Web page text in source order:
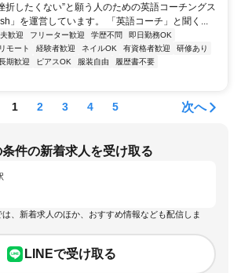
折したくない”と願う人のための英語コーチングス
」を運営しています。 「英語コーチ」と聞く...
歓迎 フリーター歓迎 学歴不問
即日勤務OK
モート 経験者歓迎 ネイルOK 有資格者歓迎
研修あり
期歓迎 ピアスOK 服装自由
履歴書不要
1 2 3 4 5 次へ
条件の新着求人を受け取る
は、新着求人のほか、おすすめ情報なども配信しま
LINEで受け取る